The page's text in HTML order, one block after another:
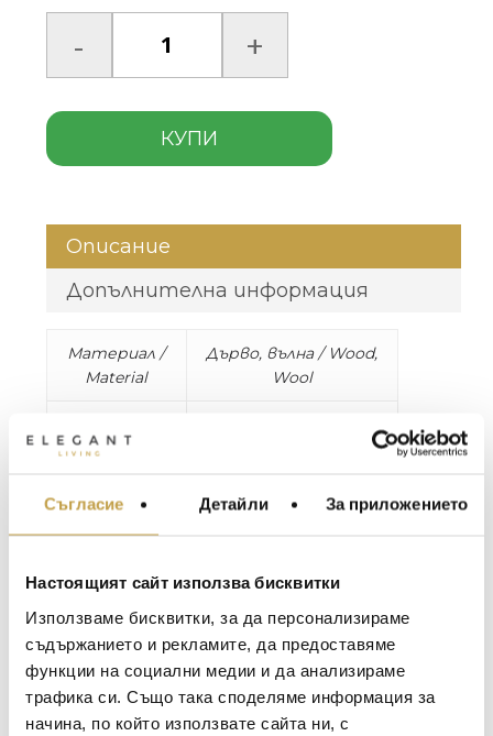
Съгласие Детайли За приложението
Настоящият сайт използва бисквитки
Използваме бисквитки, за да персонализираме
съдържанието и рекламите, да предоставяме
функции на социални медии и да анализираме
трафика си. Също така споделяме информация за
начина, по който използвате сайта ни, с
КУПИ
Описание
Допълнителна информация
Материал /
Material
Дърво, вълна / Wood,
Wool
Dimensions
W74, L74, D5 cm, 5.9 kg
С Chandra на Dutchbone веднага внасяте
повече атмосфера в дома си. Това
в прекрасни топли цветове. Chandra
веднага превръща стаята в уютно
пространство – място, което да стопли
душата ви. Материалът също така
подобрява акустиката на стаята.
Органичните форми на стенното
МЕБЕЛИ ЗА ДОМА И
ЗА МАСАТА
ТЕКСТИЛ ЗА ДОМА
АРОМАТИ ЗА ДОМА
BACCARAT
TOM DIXON
MICHAEL ARAM